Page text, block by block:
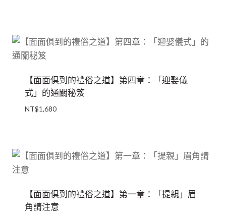
NT$10,080。NT$8,800。
【面面俱到的禮俗之道】第四章：「迎娶儀
式」的通關秘笈
NT$1,680
【面面俱到的禮俗之道】第一章：「提親」眉
角請注意